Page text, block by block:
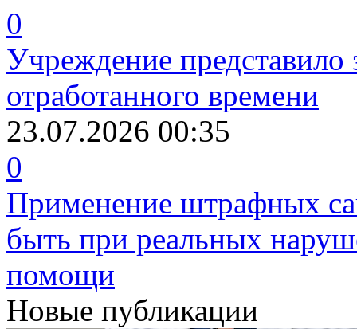
0
Учреждение
отработанного времени
23.07.2026 00:35
0
Применение штрафных
быть при реальных
помощи
Новые публикации